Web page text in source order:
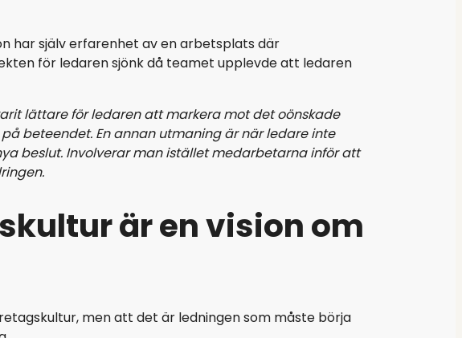
har själv erfarenhet av en arbetsplats där
för ledaren sjönk då teamet upplevde att ledaren
lättare för ledaren att markera mot det oönskade
beteendet. En annan utmaning är när ledare inte
beslut. Involverar man istället medarbetarna inför att
är en vision om
men att det är ledningen som måste börja